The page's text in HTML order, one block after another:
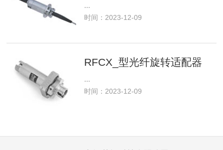
...
时间：2023-12-09
RFCX_型光纤旋转适配器
...
时间：2023-12-09